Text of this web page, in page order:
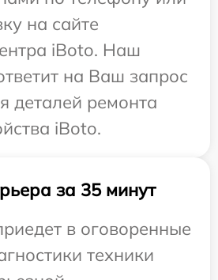
на сайте
iBoto. Наш
на Ваш запрос
деталей ремонта
iBoto.
за 35 минут
в оговоренные
техники